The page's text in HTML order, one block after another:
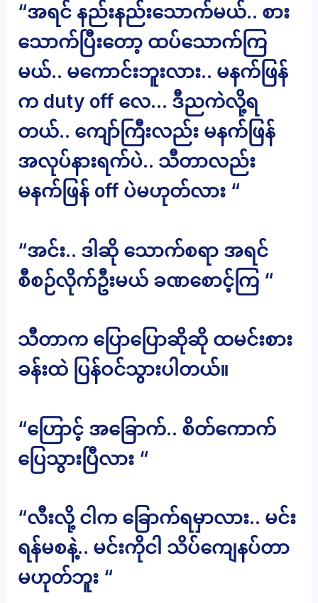
“အရင် နည်းနည်းသောက်မယ်.. စား
သောက်ပြီးတော့ ထပ်သောက်ကြ
မယ်.. မကောင်းဘူးလား.. မနက်ဖြန်
က duty off လေ… ဒီညကဲလို့ရ
တယ်.. ကျော်ကြီးလည်း မနက်ဖြန်
အလုပ်နားရက်ပဲ.. သီတာလည်း
မနက်ဖြန် off ပဲမဟုတ်လား “
“အင်း.. ဒါဆို သောက်စရာ အရင်
စီစဉ်လိုက်ဦးမယ် ခဏစောင့်ကြ “
သီတာက ပြောပြောဆိုဆို ထမင်းစား
ခန်းထဲ ပြန်ဝင်သွားပါတယ်။
“ဟြောင့် အခြောက်.. စိတ်ကောက်
ပြေသွားပြီလား “
“လီးလို့ ငါက ခြောက်ရမှာလား.. မင်း
ရန်မစနဲ့.. မင်းကိုငါ သိပ်ကျေနပ်တာ
မဟုတ်ဘူး “